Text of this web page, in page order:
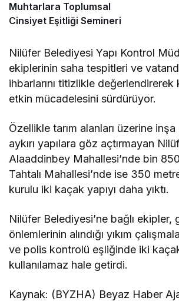
Muhtarlara Toplumsal
Cinsiyet Eşitliği Semineri
Nilüfer Belediyesi Yapı Kontrol
ekiplerinin saha tespitleri ve
ihbarlarını titizlikle değerlendirerek
etkin mücadelesini sürdürüyor.
Özellikle tarım alanları üzerine
aykırı yapılara göz açtırmayan
Alaaddinbey Mahallesi’nde bin
Tahtalı Mahallesi’nde ise 350
kurulu iki kaçak yapıyı daha yıktı.
Nilüfer Belediyesi’ne bağlı ekipler,
önlemlerinin alındığı yıkım
ve polis kontrolü eşliğinde iki
kullanılamaz hale getirdi.
Kaynak: (BYZHA) Beyaz Haber